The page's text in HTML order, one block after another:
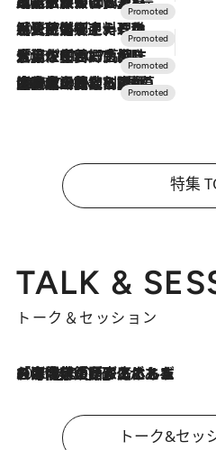
2026.7.24
【夏限定ディナーコース】旬を迎える稚鮎や花ズッキーニなどをイタリア・トスカーナの郷土料理の手法で満喫！
2026.7.17
「土佐和ハーブかき氷」がOMO7高知に登場！生姜、山椒、大葉など目にも舌にも涼を呼ぶ郷土の味
2026.7.10
NEW OPEN！【界 草津】名湯の地に誕生。趣の異なる2種の温泉と上州ならではの会席・蕎麦割烹など美食を味わう究極の癒やし旅
特集
TALK &
トーク＆セッション
2026.8.3
「今後値上げがあるとすれば…」「リスクがあるのは今年の冬」エネルギー専門家が語る、ホルムズ海峡封鎖が家庭にもたらす“ある心配”
トーク&セッ